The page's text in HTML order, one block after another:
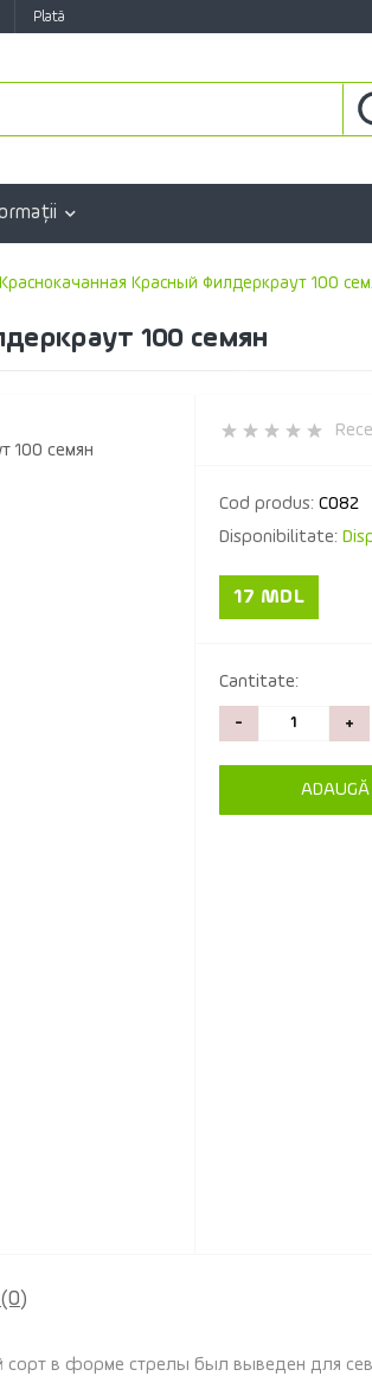
Plată
Красный Филдеркраут 100
100 семян
Cod produs: C082
Disponibilitate:
17 MDL
Cantitate:
- +
ADAUGĂ
(0)
сорт в форме стрелы был выведен для